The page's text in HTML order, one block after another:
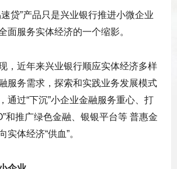
贷”产品只是兴业银行推进小微企业
面服务实体经济的一个缩影。
，近年来兴业银行顺应实体经济多样
服务需求，探索和实践业务发展模式
通过“下沉”小企业金融服务重心、打
和推广绿色金融、银银平台等 普惠金
体经济“供血”。